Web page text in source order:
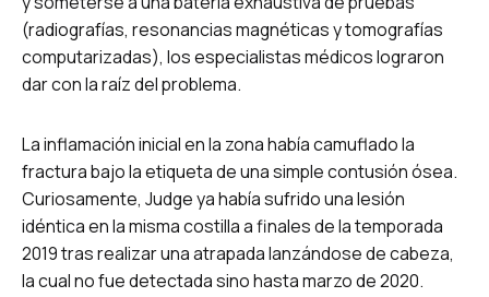
(radiografías, resonancias magnéticas y tomografías
computarizadas), los especialistas médicos lograron
dar con la raíz del problema.
La inflamación inicial en la zona había camuflado la
fractura bajo la etiqueta de una simple contusión ósea.
Curiosamente, Judge ya había sufrido una lesión
idéntica en la misma costilla a finales de la temporada
2019 tras realizar una atrapada lanzándose de cabeza,
la cual no fue detectada sino hasta marzo de 2020.